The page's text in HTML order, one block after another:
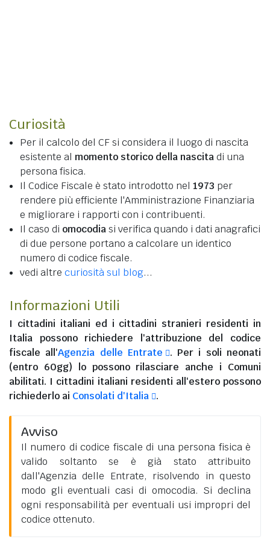
Curiosità
Per il calcolo del CF si considera il luogo di nascita
esistente al momento storico della nascitadi una
persona fisica.
Il Codice Fiscale è stato introdotto nel 1973 per
rendere più efficiente l'Amministrazione Finanziaria
e migliorare i rapporti con i contribuenti.
Il caso di omocodiasi verifica quando i dati anagrafici
di due persone portano a calcolare un identico
numero di codice fiscale.
vedi altre curiosità sul blog...
Informazioni Utili
I cittadini italiani ed i cittadini stranieri residenti in
Italia possono richiedere l'attribuzione del codice
fiscale all'Agenzia delle Entrate
. Per i soli neonati
(entro 60gg) lo possono rilasciare anche i Comuni
abilitati. I cittadini italiani residenti all'esteropossono
richiederlo ai Consolati d'Italia .
Avviso
Il numero di codice fiscale di una persona fisica è
valido soltanto se è già stato attribuito
dall'Agenzia delle Entrate, risolvendo in questo
modo gli eventuali casi di omocodia. Si declina
ogni responsabilità per eventuali usi impropri del
codice ottenuto.